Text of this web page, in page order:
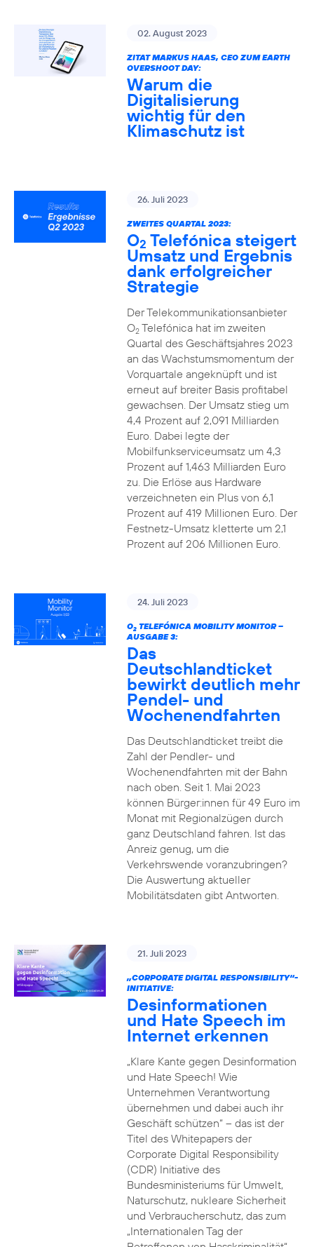
02. August 2023
ZITAT MARKUS HAAS, CEO ZUM EARTH
OVERSHOOT DAY:
Warum die
Digitalisierung
wichtig für den
Klimaschutz ist
26. Juli 2023
ZWEITES QUARTAL 2023:
O2 Telefónica steigert
Umsatz und Ergebnis
dank erfolgreicher
Strategie
Der Telekommunikationsanbieter
O2Telefónica hat im zweiten
Quartal des Geschäftsjahres 2023
an das Wachstumsmomentum der
Vorquartale angeknüpft und ist
erneut auf breiter Basis profitabel
gewachsen. Der Umsatz stieg um
4,4 Prozent auf 2,091 Milliarden
Euro. Dabei legte der
Mobilfunkserviceumsatz um 4,3
Prozent auf 1,463 Milliarden Euro
zu. Die Erlöse aus Hardware
verzeichneten ein Plus von 6,1
Prozent auf 419 Millionen Euro. Der
Festnetz-Umsatz kletterte um 2,1
Prozent auf 206 Millionen Euro.
24. Juli 2023
O2TELEFÓNICA MOBILITY MONITOR –
AUSGABE 3:
Das
Deutschlandticket
bewirkt deutlich mehr
Pendel- und
Wochenendfahrten
Das Deutschlandticket treibt die
Zahl der Pendler- und
Wochenendfahrten mit der Bahn
nach oben. Seit 1. Mai 2023
können Bürger:innen für 49 Euro im
Monat mit Regionalzügen durch
ganz Deutschland fahren. Ist das
Anreiz genug, um die
Verkehrswende voranzubringen?
Die Auswertung aktueller
Mobilitätsdaten gibt Antworten.
21. Juli 2023
„CORPORATE DIGITAL RESPONSIBILITY“-
INITIATIVE:
Desinformationen
und Hate Speech im
Internet erkennen
„Klare Kante gegen Desinformation
und Hate Speech! Wie
Unternehmen Verantwortung
übernehmen und dabei auch ihr
Geschäft schützen“ – das ist der
Titel des Whitepapers der
Corporate Digital Responsibility
(CDR) Initiative des
Bundesministeriums für Umwelt,
Naturschutz, nukleare Sicherheit
und Verbraucherschutz, das zum
„Internationalen Tag der